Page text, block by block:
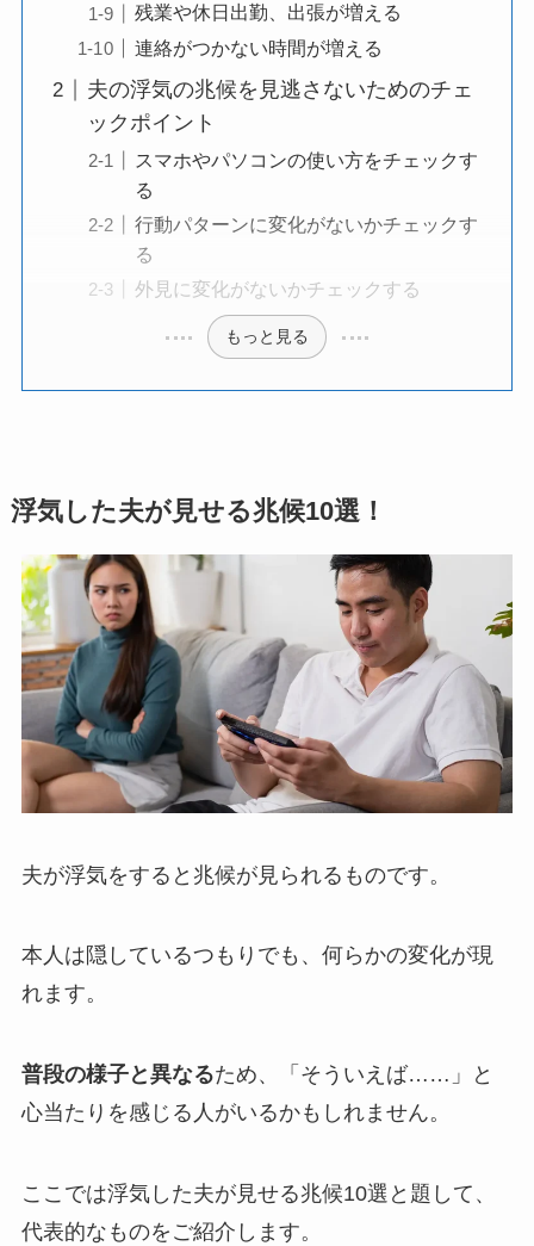
残業や休日出勤、出張が増える
連絡がつかない時間が増える
夫の浮気の兆候を見逃さないためのチェ
ックポイント
スマホやパソコンの使い方をチェックす
る
行動パターンに変化がないかチェックす
る
外見に変化がないかチェックする
もっと見る
浮気した夫が見せる兆候10選！
夫が浮気をすると兆候が見られるものです。
本人は隠しているつもりでも、何らかの変化が現
れます。
普段の様子と異なるため、「そういえば……」と
心当たりを感じる人がいるかもしれません。
ここでは浮気した夫が見せる兆候10選と題して、
代表的なものをご紹介します。